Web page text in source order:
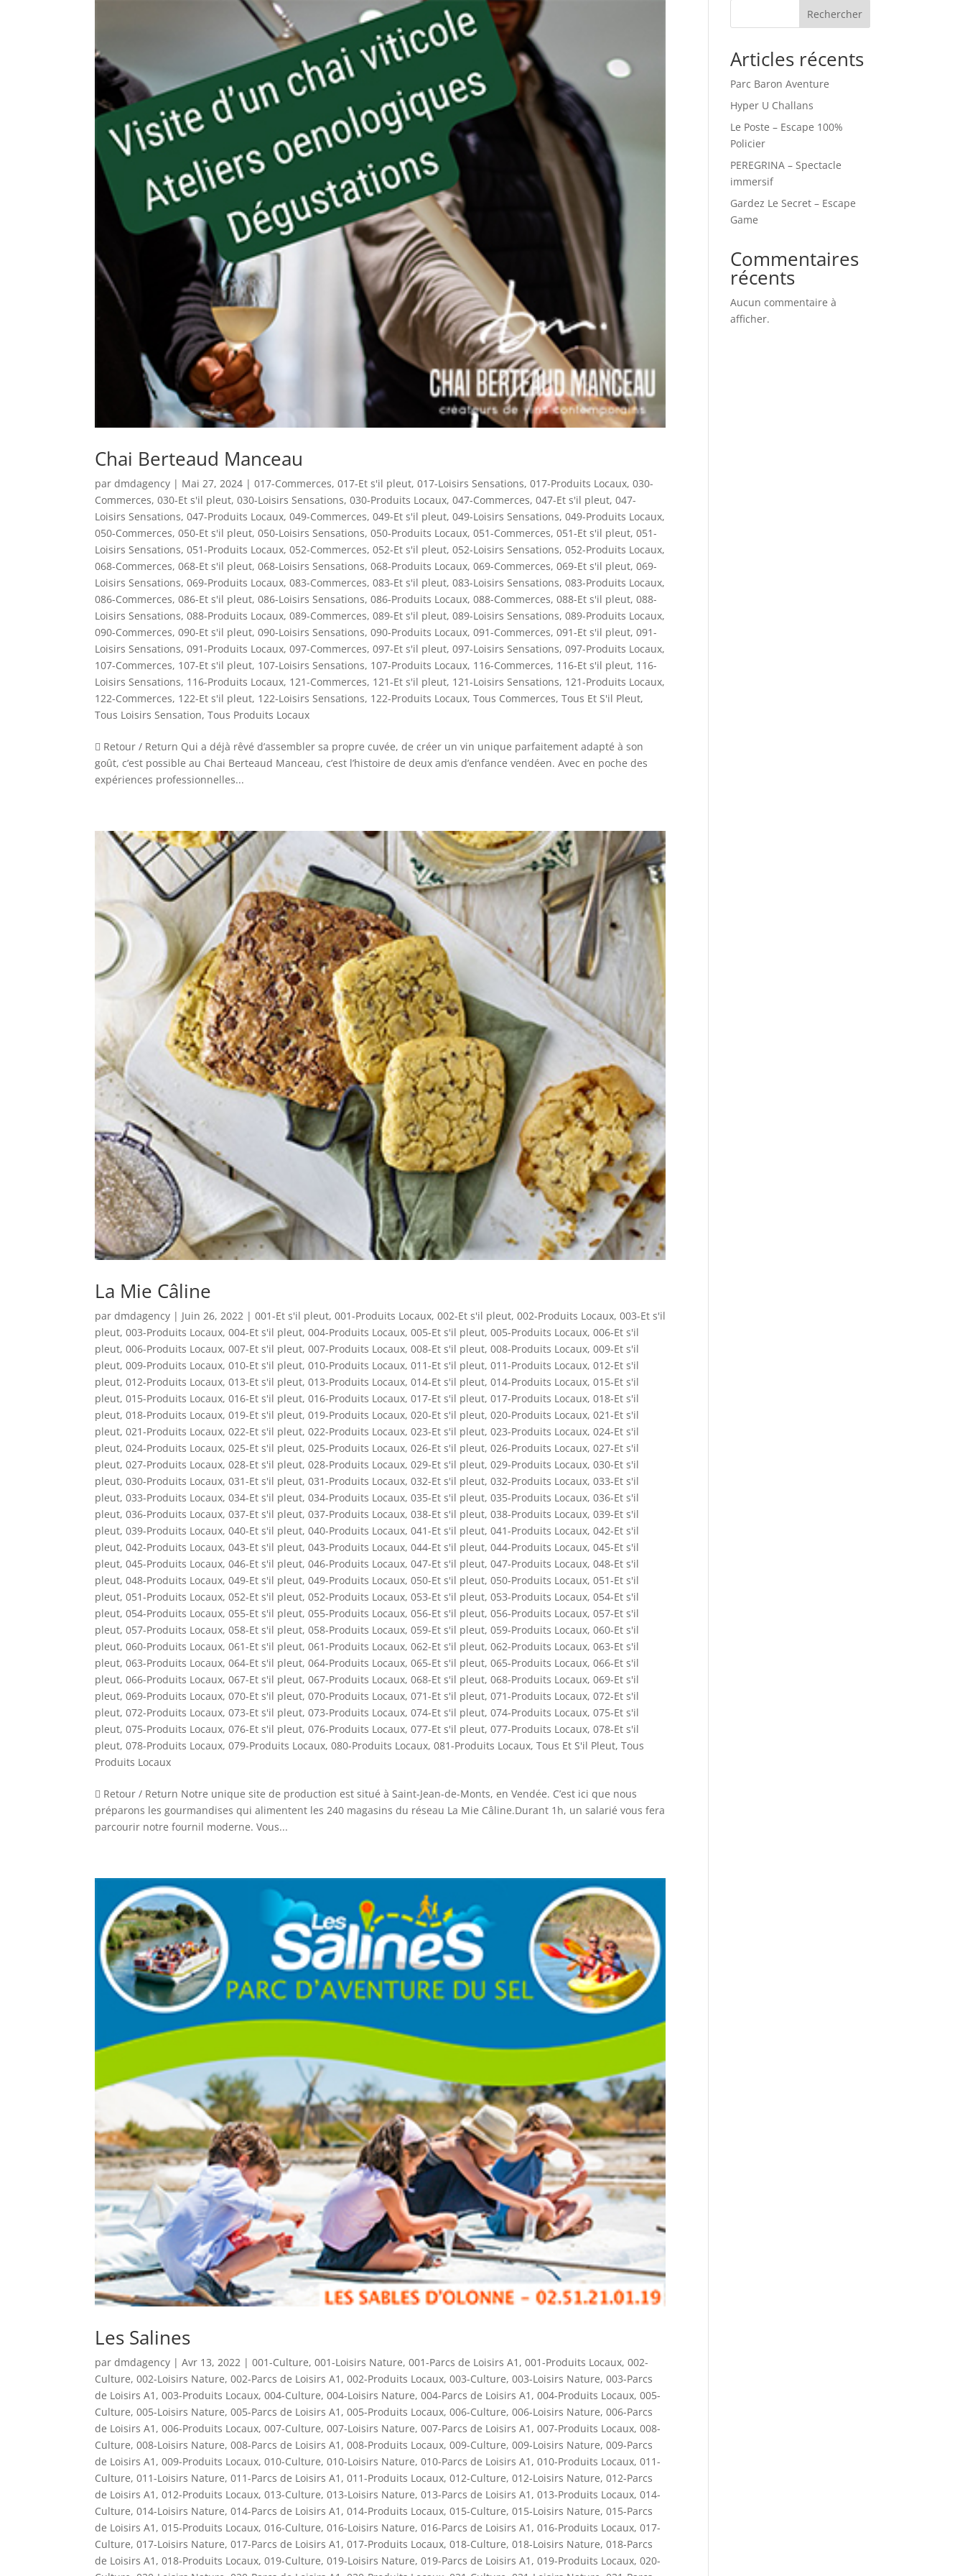
Chai Berteaud Manceau
par dmdagency | Mai 27, 2024 | 017-Commerces, 017-Et s'il pleut, 017-Loisirs Sensations, 017-Produits Locaux, 030-
Commerces, 030-Et s'il pleut, 030-Loisirs Sensations, 030-Produits Locaux, 047-Commerces, 047-Et s'il pleut, 047-
Loisirs Sensations, 047-Produits Locaux, 049-Commerces, 049-Et s'il pleut, 049-Loisirs Sensations, 049-Produits Locaux,
050-Commerces, 050-Et s'il pleut, 050-Loisirs Sensations, 050-Produits Locaux, 051-Commerces, 051-Et s'il pleut, 051-
Loisirs Sensations, 051-Produits Locaux, 052-Commerces, 052-Et s'il pleut, 052-Loisirs Sensations, 052-Produits Locaux,
068-Commerces, 068-Et s'il pleut, 068-Loisirs Sensations, 068-Produits Locaux, 069-Commerces, 069-Et s'il pleut, 069-
Loisirs Sensations, 069-Produits Locaux, 083-Commerces, 083-Et s'il pleut, 083-Loisirs Sensations, 083-Produits Locaux,
086-Commerces, 086-Et s'il pleut, 086-Loisirs Sensations, 086-Produits Locaux, 088-Commerces, 088-Et s'il pleut, 088-
Loisirs Sensations, 088-Produits Locaux, 089-Commerces, 089-Et s'il pleut, 089-Loisirs Sensations, 089-Produits Locaux,
090-Commerces, 090-Et s'il pleut, 090-Loisirs Sensations, 090-Produits Locaux, 091-Commerces, 091-Et s'il pleut, 091-
Loisirs Sensations, 091-Produits Locaux, 097-Commerces, 097-Et s'il pleut, 097-Loisirs Sensations, 097-Produits Locaux,
107-Commerces, 107-Et s'il pleut, 107-Loisirs Sensations, 107-Produits Locaux, 116-Commerces, 116-Et s'il pleut, 116-
Loisirs Sensations, 116-Produits Locaux, 121-Commerces, 121-Et s'il pleut, 121-Loisirs Sensations, 121-Produits Locaux,
122-Commerces, 122-Et s'il pleut, 122-Loisirs Sensations, 122-Produits Locaux, Tous Commerces, Tous Et S'il Pleut,
Tous Loisirs Sensation, Tous Produits Locaux
 Retour / Return Qui a déjà rêvé d’assembler sa propre cuvée, de créer un vin unique parfaitement adapté à son
goût, c’est possible au Chai Berteaud Manceau, c’est l’histoire de deux amis d’enfance vendéen. Avec en poche des
expériences professionnelles...
La Mie Câline
par dmdagency | Juin 26, 2022 | 001-Et s'il pleut, 001-Produits Locaux, 002-Et s'il pleut, 002-Produits Locaux, 003-Et s'il
pleut, 003-Produits Locaux, 004-Et s'il pleut, 004-Produits Locaux, 005-Et s'il pleut, 005-Produits Locaux, 006-Et s'il
pleut, 006-Produits Locaux, 007-Et s'il pleut, 007-Produits Locaux, 008-Et s'il pleut, 008-Produits Locaux, 009-Et s'il
pleut, 009-Produits Locaux, 010-Et s'il pleut, 010-Produits Locaux, 011-Et s'il pleut, 011-Produits Locaux, 012-Et s'il
pleut, 012-Produits Locaux, 013-Et s'il pleut, 013-Produits Locaux, 014-Et s'il pleut, 014-Produits Locaux, 015-Et s'il
pleut, 015-Produits Locaux, 016-Et s'il pleut, 016-Produits Locaux, 017-Et s'il pleut, 017-Produits Locaux, 018-Et s'il
pleut, 018-Produits Locaux, 019-Et s'il pleut, 019-Produits Locaux, 020-Et s'il pleut, 020-Produits Locaux, 021-Et s'il
pleut, 021-Produits Locaux, 022-Et s'il pleut, 022-Produits Locaux, 023-Et s'il pleut, 023-Produits Locaux, 024-Et s'il
pleut, 024-Produits Locaux, 025-Et s'il pleut, 025-Produits Locaux, 026-Et s'il pleut, 026-Produits Locaux, 027-Et s'il
pleut, 027-Produits Locaux, 028-Et s'il pleut, 028-Produits Locaux, 029-Et s'il pleut, 029-Produits Locaux, 030-Et s'il
pleut, 030-Produits Locaux, 031-Et s'il pleut, 031-Produits Locaux, 032-Et s'il pleut, 032-Produits Locaux, 033-Et s'il
pleut, 033-Produits Locaux, 034-Et s'il pleut, 034-Produits Locaux, 035-Et s'il pleut, 035-Produits Locaux, 036-Et s'il
pleut, 036-Produits Locaux, 037-Et s'il pleut, 037-Produits Locaux, 038-Et s'il pleut, 038-Produits Locaux, 039-Et s'il
pleut, 039-Produits Locaux, 040-Et s'il pleut, 040-Produits Locaux, 041-Et s'il pleut, 041-Produits Locaux, 042-Et s'il
pleut, 042-Produits Locaux, 043-Et s'il pleut, 043-Produits Locaux, 044-Et s'il pleut, 044-Produits Locaux, 045-Et s'il
pleut, 045-Produits Locaux, 046-Et s'il pleut, 046-Produits Locaux, 047-Et s'il pleut, 047-Produits Locaux, 048-Et s'il
pleut, 048-Produits Locaux, 049-Et s'il pleut, 049-Produits Locaux, 050-Et s'il pleut, 050-Produits Locaux, 051-Et s'il
pleut, 051-Produits Locaux, 052-Et s'il pleut, 052-Produits Locaux, 053-Et s'il pleut, 053-Produits Locaux, 054-Et s'il
pleut, 054-Produits Locaux, 055-Et s'il pleut, 055-Produits Locaux, 056-Et s'il pleut, 056-Produits Locaux, 057-Et s'il
pleut, 057-Produits Locaux, 058-Et s'il pleut, 058-Produits Locaux, 059-Et s'il pleut, 059-Produits Locaux, 060-Et s'il
pleut, 060-Produits Locaux, 061-Et s'il pleut, 061-Produits Locaux, 062-Et s'il pleut, 062-Produits Locaux, 063-Et s'il
pleut, 063-Produits Locaux, 064-Et s'il pleut, 064-Produits Locaux, 065-Et s'il pleut, 065-Produits Locaux, 066-Et s'il
pleut, 066-Produits Locaux, 067-Et s'il pleut, 067-Produits Locaux, 068-Et s'il pleut, 068-Produits Locaux, 069-Et s'il
pleut, 069-Produits Locaux, 070-Et s'il pleut, 070-Produits Locaux, 071-Et s'il pleut, 071-Produits Locaux, 072-Et s'il
pleut, 072-Produits Locaux, 073-Et s'il pleut, 073-Produits Locaux, 074-Et s'il pleut, 074-Produits Locaux, 075-Et s'il
pleut, 075-Produits Locaux, 076-Et s'il pleut, 076-Produits Locaux, 077-Et s'il pleut, 077-Produits Locaux, 078-Et s'il
pleut, 078-Produits Locaux, 079-Produits Locaux, 080-Produits Locaux, 081-Produits Locaux, Tous Et S'il Pleut, Tous
Produits Locaux
 Retour / Return Notre unique site de production est situé à Saint-Jean-de-Monts, en Vendée. C’est ici que nous
préparons les gourmandises qui alimentent les 240 magasins du réseau La Mie Câline.Durant 1h, un salarié vous fera
parcourir notre fournil moderne. Vous...
Les Salines
par dmdagency | Avr 13, 2022 | 001-Culture, 001-Loisirs Nature, 001-Parcs de Loisirs A1 , 001-Produits Locaux, 002-
Culture, 002-Loisirs Nature, 002-Parcs de Loisirs A1 , 002-Produits Locaux, 003-Culture, 003-Loisirs Nature, 003-Parcs
de Loisirs A1 , 003-Produits Locaux, 004-Culture, 004-Loisirs Nature, 004-Parcs de Loisirs A1 , 004-Produits Locaux, 005-
Culture, 005-Loisirs Nature, 005-Parcs de Loisirs A1 , 005-Produits Locaux, 006-Culture, 006-Loisirs Nature, 006-Parcs
de Loisirs A1 , 006-Produits Locaux, 007-Culture, 007-Loisirs Nature, 007-Parcs de Loisirs A1 , 007-Produits Locaux, 008-
Culture, 008-Loisirs Nature, 008-Parcs de Loisirs A1 , 008-Produits Locaux, 009-Culture, 009-Loisirs Nature, 009-Parcs
de Loisirs A1 , 009-Produits Locaux, 010-Culture, 010-Loisirs Nature, 010-Parcs de Loisirs A1 , 010-Produits Locaux, 011-
Culture, 011-Loisirs Nature, 011-Parcs de Loisirs A1 , 011-Produits Locaux, 012-Culture, 012-Loisirs Nature, 012-Parcs
de Loisirs A1 , 012-Produits Locaux, 013-Culture, 013-Loisirs Nature, 013-Parcs de Loisirs A1 , 013-Produits Locaux, 014-
Culture, 014-Loisirs Nature, 014-Parcs de Loisirs A1 , 014-Produits Locaux, 015-Culture, 015-Loisirs Nature, 015-Parcs
de Loisirs A1 , 015-Produits Locaux, 016-Culture, 016-Loisirs Nature, 016-Parcs de Loisirs A1 , 016-Produits Locaux, 017-
Culture, 017-Loisirs Nature, 017-Parcs de Loisirs A1 , 017-Produits Locaux, 018-Culture, 018-Loisirs Nature, 018-Parcs
de Loisirs A1 , 018-Produits Locaux, 019-Culture, 019-Loisirs Nature, 019-Parcs de Loisirs A1 , 019-Produits Locaux, 020-
Rechercher
Articles récents
Parc Baron Aventure
Hyper U Challans
Le Poste – Escape 100%
Policier
PEREGRINA – Spectacle
immersif
Gardez Le Secret – Escape
Game
Commentaires
récents
Aucun commentaire à
afficher.